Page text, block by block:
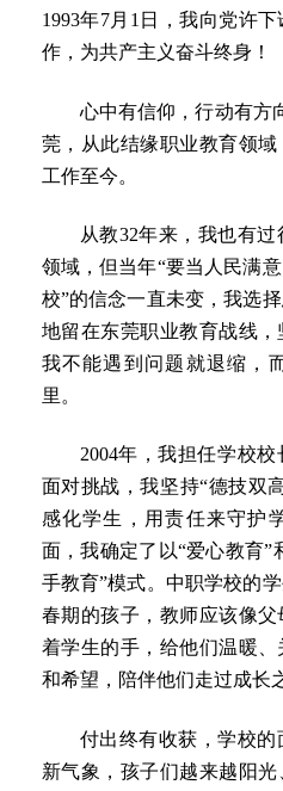
1993年7月1日，我向党许
作，为共产主义奋斗终身！
心中有信仰，行动有方
莞，从此结缘职业教育领
工作至今。
从教32年来，我也有
领域，但当年“要当人民满
校”的信念一直未变，我选
地留在东莞职业教育战线，
我不能遇到问题就退缩，
里。
2004年，我担任学校
面对挑战，我坚持“德技双
感化学生，用责任来守护
面，我确定了以“爱心教育”
手教育”模式。中职学校的
春期的孩子，教师应该像
着学生的手，给他们温暖
和希望，陪伴他们走过成长
付出终有收获，学校
新气象，孩子们越来越阳光